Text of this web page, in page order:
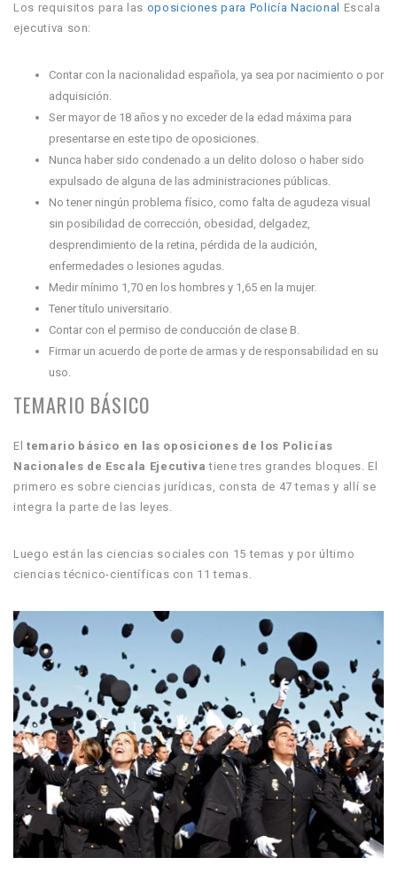
Los requisitos para las oposiciones para Policía Nacional
Escala
ejecutiva son:
Contar con la nacionalidad española, ya sea por nacimiento o por
adquisición.
Ser mayor de 18 años y no exceder de la edad máxima para
presentarse en este tipo de oposiciones.
Nunca haber sido condenado a un delito doloso o haber sido
expulsado de alguna de las administraciones públicas.
No tener ningún problema físico, como falta de agudeza visual
sin posibilidad de corrección, obesidad, delgadez,
desprendimiento de la retina, pérdida de la audición,
enfermedades o lesiones agudas.
Medir mínimo 1,70 en los hombres y 1,65 en la mujer.
Tener título universitario.
Contar con el permiso de conducción de clase B.
Firmar un acuerdo de porte de armas y de responsabilidad en su
uso.
TEMARIO BÁSICO
El temario básico en las oposiciones de los Policías
Nacionales de Escala Ejecutiva tiene tres grandes bloques. El
primero es sobre ciencias jurídicas, consta de 47 temas y allí se
integra la parte de las leyes.
Luego están las ciencias sociales con 15 temas y por último
ciencias técnico-científicas con 11 temas.